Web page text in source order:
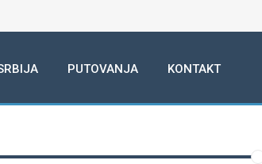
PUTOVANJA KONTAKT